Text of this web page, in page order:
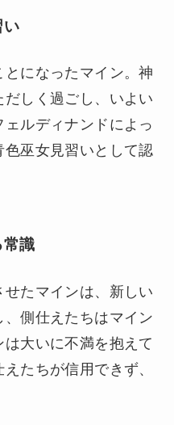
い
になったマイン。神
しく過ごし、いよい
ルディナンドによっ
巫女見習いとして認
常識
たマインは、新しい
側仕えたちはマイン
大いに不満を抱えて
たちが信用できず、